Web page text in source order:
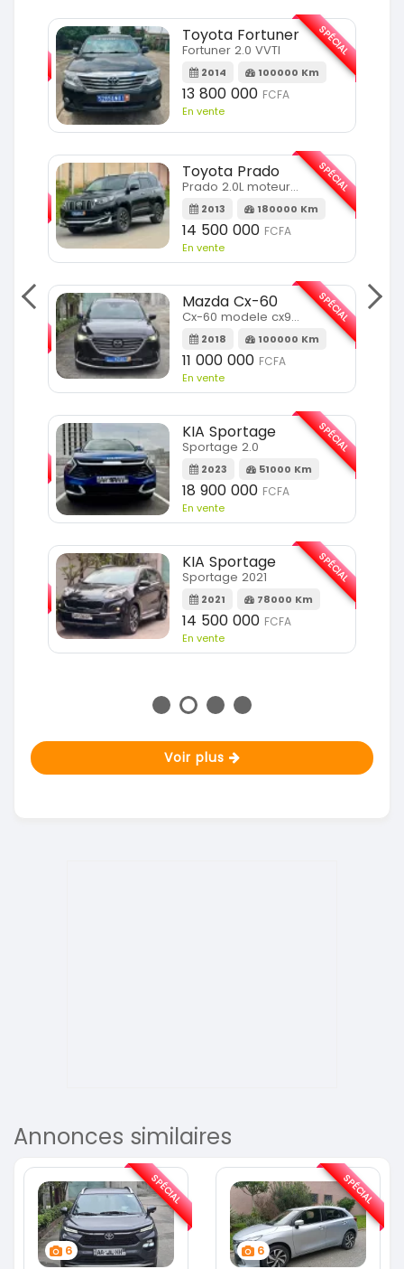
SPÉCIAL
Toyota Fortuner
Fortuner 2.0 VVTI
2014 100000 Km
13 800 000 FCFA
En vente
SPÉCIAL
Toyota Prado
Prado 2.0L moteur d4d
2013 180000 Km
14 500 000 FCFA
En vente
SPÉCIAL
Mazda Cx-60
Cx-60 modele cx9 full option
2018 100000 Km
11 000 000 FCFA
En vente
SPÉCIAL
KIA Sportage
Sportage 2.0
2023 51000 Km
18 900 000 FCFA
En vente
SPÉCIAL
KIA Sportage
Sportage 2021
2021 78000 Km
14 500 000 FCFA
En vente
SPÉCIAL
Voir plus
Annonces similaires
6
SPÉCIAL
6
SPÉCIAL